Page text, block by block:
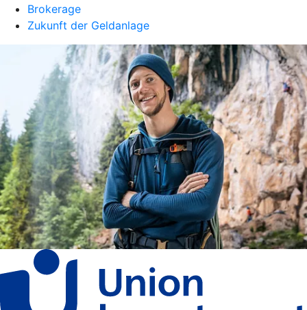
Brokerage
Zukunft der Geldanlage